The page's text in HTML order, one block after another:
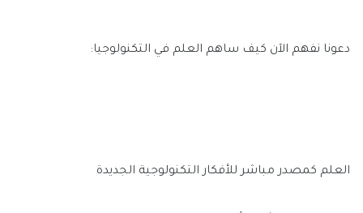
دعونا نفهم الآن كيف ساهم العلم في التكنولوجيا:
العلم كمصدر مباشر للأفكار التكنولوجية الجديدة